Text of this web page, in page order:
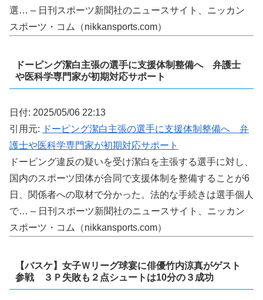
選… – 日刊スポーツ新聞社のニュースサイト、ニッカン
スポーツ・コム（nikkansports.com）
ドーピング潔白主張の選手に支援体制整備へ 弁護士
や医科学専門家が初期対応サポート
日付: 2025/05/06 22:13
引用元: ドーピング潔白主張の選手に支援体制整備へ 弁
護士や医科学専門家が初期対応サポート
ドーピング違反の疑いを受け潔白を主張する選手に対し、
国内のスポーツ団体が合同で支援体制を整備することが6
日、関係者への取材で分かった。法的な手続きは選手個人
で… – 日刊スポーツ新聞社のニュースサイト、ニッカン
スポーツ・コム（nikkansports.com）
【バスケ】女子Ｗリーグ球宴に俳優竹内涼真がゲスト
参戦 ３Ｐ失敗も２点シュートは10分の３成功